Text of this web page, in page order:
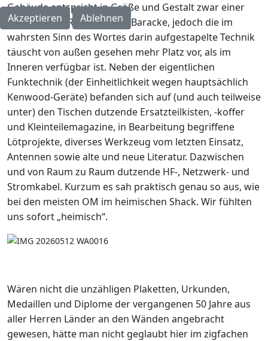
Gebäude entspricht in Größe und Gestalt zwar einer
typischen DDR-Ferienlager-Baracke, jedoch die im
wahrsten Sinn des Wortes darin aufgestapelte Technik
täuscht von außen gesehen mehr Platz vor, als im
Inneren verfügbar ist. Neben der eigentlichen
Funktechnik (der Einheitlichkeit wegen hauptsächlich
Kenwood-Geräte) befanden sich auf (und auch teilweise
unter) den Tischen dutzende Ersatzteilkisten, -koffer
und Kleinteilemagazine, in Bearbeitung begriffene
Lötprojekte, diverses Werkzeug vom letzten Einsatz,
Antennen sowie alte und neue Literatur. Dazwischen
und von Raum zu Raum dutzende HF-, Netzwerk- und
Stromkabel. Kurzum es sah praktisch genau so aus, wie
bei den meisten OM im heimischen Shack. Wir fühlten
uns sofort „heimisch“.
Wären nicht die unzähligen Plaketten, Urkunden,
Medaillen und Diplome der vergangenen 50 Jahre aus
aller Herren Länder an den Wänden angebracht
gewesen, hätte man nicht geglaubt hier im zigfachen
Akzeptieren Ablehnen